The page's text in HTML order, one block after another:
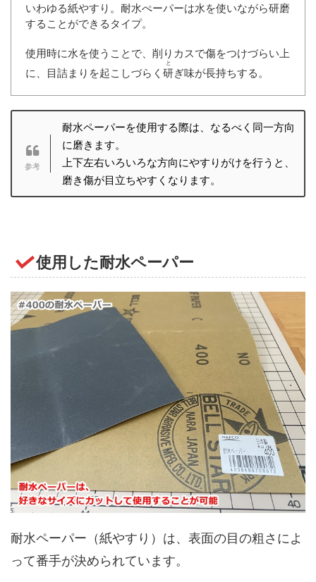
いわゆる紙やすり。耐水ぺーパーは水を使いながら研磨
することができるタイプ。
使用時に水を使うことで、削りカスで傷をつけづらい上
に、目詰まりを起こしづらく 研
と
ぎ味が長持ちする。
耐水ペーパーを使用する際は、なるべく同一方向
に磨きます。
上下左右いろいろな方向にやすりがけを行うと、
磨き傷が目立ちやすくなります。
使用した耐水ペーパー
耐水ペーパー（紙やすり）は、表面の目の粗さによ
って番手が決められています。